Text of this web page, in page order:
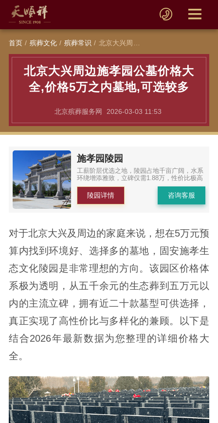
首页 殡葬文化 殡葬常识 北京大兴周边施孝园公墓价格大全,价格5万之内墓地,可选较多
北京大兴周边施孝园公墓价格大
全,价格5万之内墓地,可选较多
北京殡葬服务网 2026-03-03 11:53
施孝园陵园
工薪阶层优选之地，陵园占地千亩广阔，水系
环绕增添雅致，立碑仅需1.88万，性价比极高
陵园详情 咨询客服
对于北京大兴及周边的家庭来说，想在5万元预
算内找到环境好、选择多的墓地，固安施孝生
态文化陵园是非常理想的方向。该园区价格体
系极为透明，从五千余元的生态葬到五万元以
内的主流立碑，拥有近二十款墓型可供选择，
真正实现了高性价比与多样化的兼顾。以下是
结合2026年最新数据为您整理的详细价格大
全。